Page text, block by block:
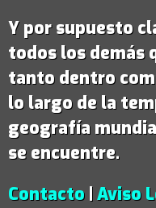
Y por supuesto
todos los demás
tanto dentro
lo largo de la
geografía
se encuentre.
Contacto |Aviso